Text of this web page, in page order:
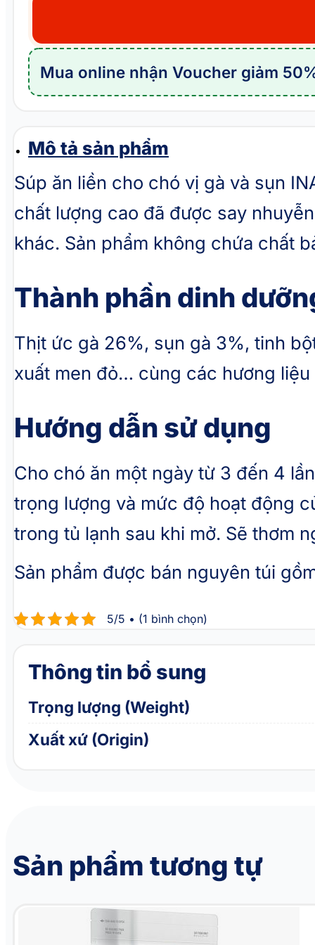
Mô tả sản phẩm
Súp ăn liền cho chó vị gà và sụn
chất lượng cao đã được say
khác. Sản phẩm không chứa chất
Thành phần dinh
Thịt ức gà 26%, sụn gà 3%, tinh
xuất men đỏ… cùng các hương liệu
Hướng dẫn sử dụng
Cho chó ăn một ngày từ 3 đến 4
trọng lượng và mức độ hoạt động
trong tủ lạnh sau khi mở. Sẽ thơm
Sản phẩm được bán nguyên túi
5/5 • (1 bình chọn)
cho
chó
vị
sụn
INABA
WANG
Chicken
&
Cartilage
lượng
Mua online nhận Voucher giảm
Thông tin bổ sung
Trọng lượng (Weight)
Xuất xứ (Origin)
Sản phẩm tương tự